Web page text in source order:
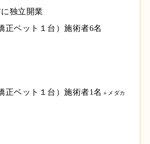
独立開業
正ベット１台）施術者6名
正ベット１台）施術者1名 ＋メダカ